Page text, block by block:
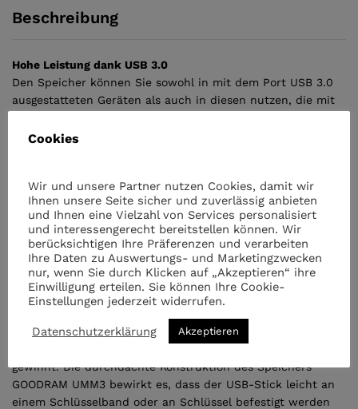
Beschreibung
Hohe Leistung dank USB 3.0
Den Speicher können Sie sowohl in mit dem Port USB 3.0
ausgestatteten Geräten als auch in diesen nutzen, die mit
GOODRAM UMM3 ist abwärts mit dem Standard USB 2.0
Verbindung von Klassik und Moderne
Das Gehäuse GOODRAM UMM3 ist aus verstärktem
Kunststoff Piano Black gefertigt. Intensives Rot und eine
originelle Gestaltung des neuen USB-Sticks betonen den
modernen Charakter des Trägers.
Klassische Form UMM3 bewirkt es, dass der USB-Stick
gewinnt. Die durchdachte Konstruktion des Speichers
GOODRAM UMM3 bewirkt es, dass der USB-Stick leicht an
einem Schlüsselband oder an Schlüssel befestigt werden
Cookies
Wir und unsere Partner nutzen Cookies, damit wir
Ihnen unsere Seite sicher und zuverlässig anbieten
und Ihnen eine Vielzahl von Services personalisiert
und interessengerecht bereitstellen können. Wir
berücksichtigen Ihre Präferenzen und verarbeiten
Ihre Daten zu Auswertungs- und Marketingzwecken
nur, wenn Sie durch Klicken auf „Akzeptieren“ ihre
Einwilligung erteilen. Sie können Ihre Cookie-
Einstellungen jederzeit widerrufen.
Datenschutzerklärung Akzeptieren